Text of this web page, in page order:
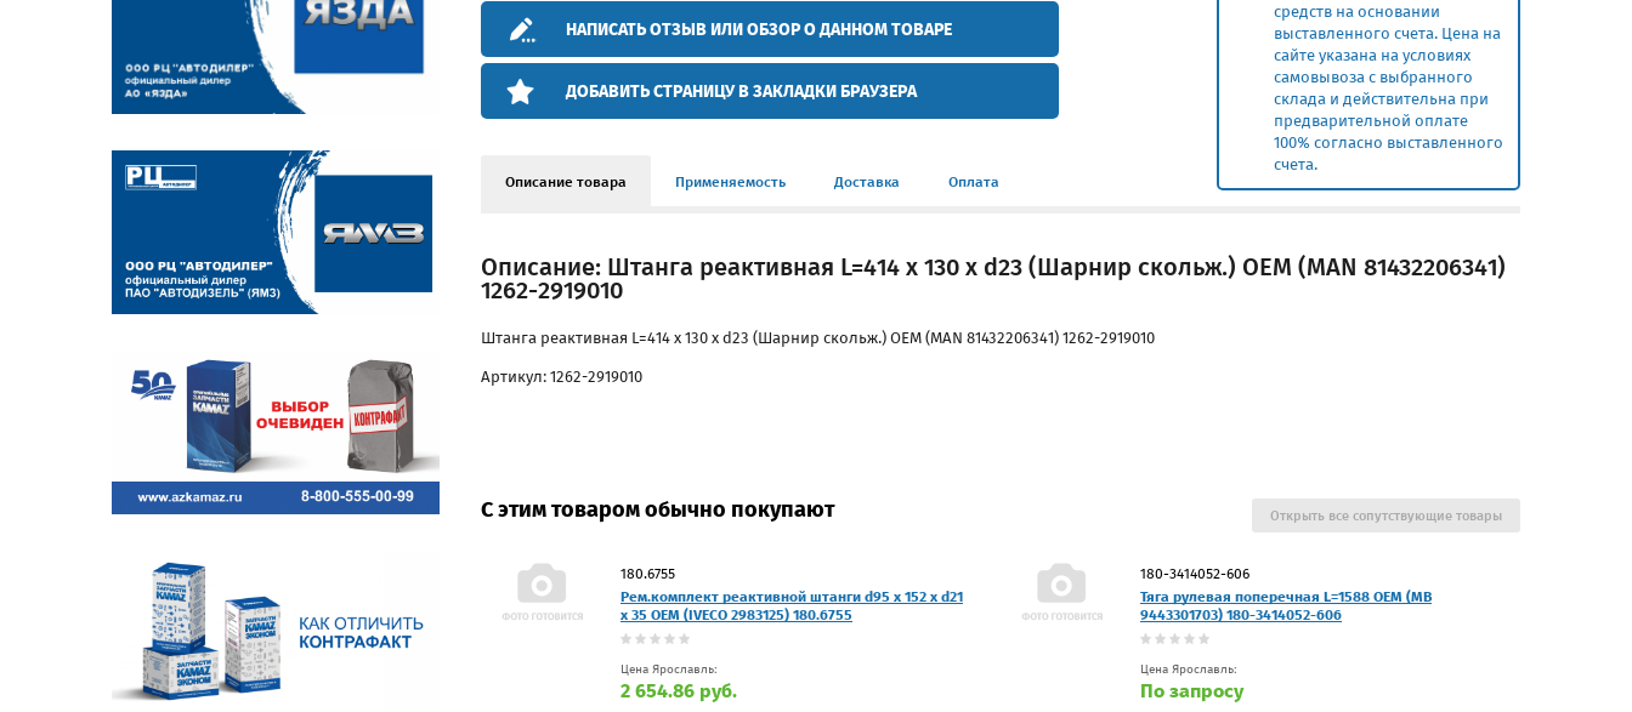
средств на основании
выставленного счета. Цена на
сайте указана на условиях
самовывоза с выбранного
склада и действительна при
предварительной оплате
100% согласно выставленного
счета.
НАПИСАТЬ ОТЗЫВ ИЛИ ОБЗОР О ДАННОМ ТОВАРЕ
ДОБАВИТЬ СТРАНИЦУ В ЗАКЛАДКИ БРАУЗЕРА
Описание товара Применяемость Доставка Оплата
Описание: Штанга реактивная L=414 x 130 x d23 (Шарнир скольж.) OEM (MAN 81432206341)
1262-2919010
Штанга реактивная L=414 x 130 x d23 (Шарнир скольж.) OEM (MAN 81432206341) 1262-2919010
Артикул: 1262-2919010
С этим товаром обычно покупают
180.6755
Рем.комплект реактивной штанги d95 x 152 x d21
x 35 OEM (IVECO 2983125) 180.6755
Цена Ярославль:
2 654.86 руб.
180-3414052-606
Тяга рулевая поперечная L=1588 OEM (MB
9443301703) 180-3414052-606
Цена Ярославль:
По запросу
Открыть все сопутствующие товары